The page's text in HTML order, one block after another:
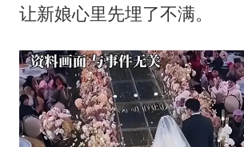
让新娘心里先埋了不满。